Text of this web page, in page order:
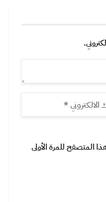
المتصفح للمرة الأولى